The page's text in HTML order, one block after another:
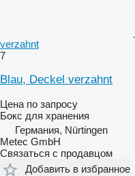
verzahnt
7
Blau, Deckel verzahnt
Цена по запросу
Бокс для хранения
Германия, Nürtingen
Metec GmbH
Связаться с продавцом
Добавить в избранное